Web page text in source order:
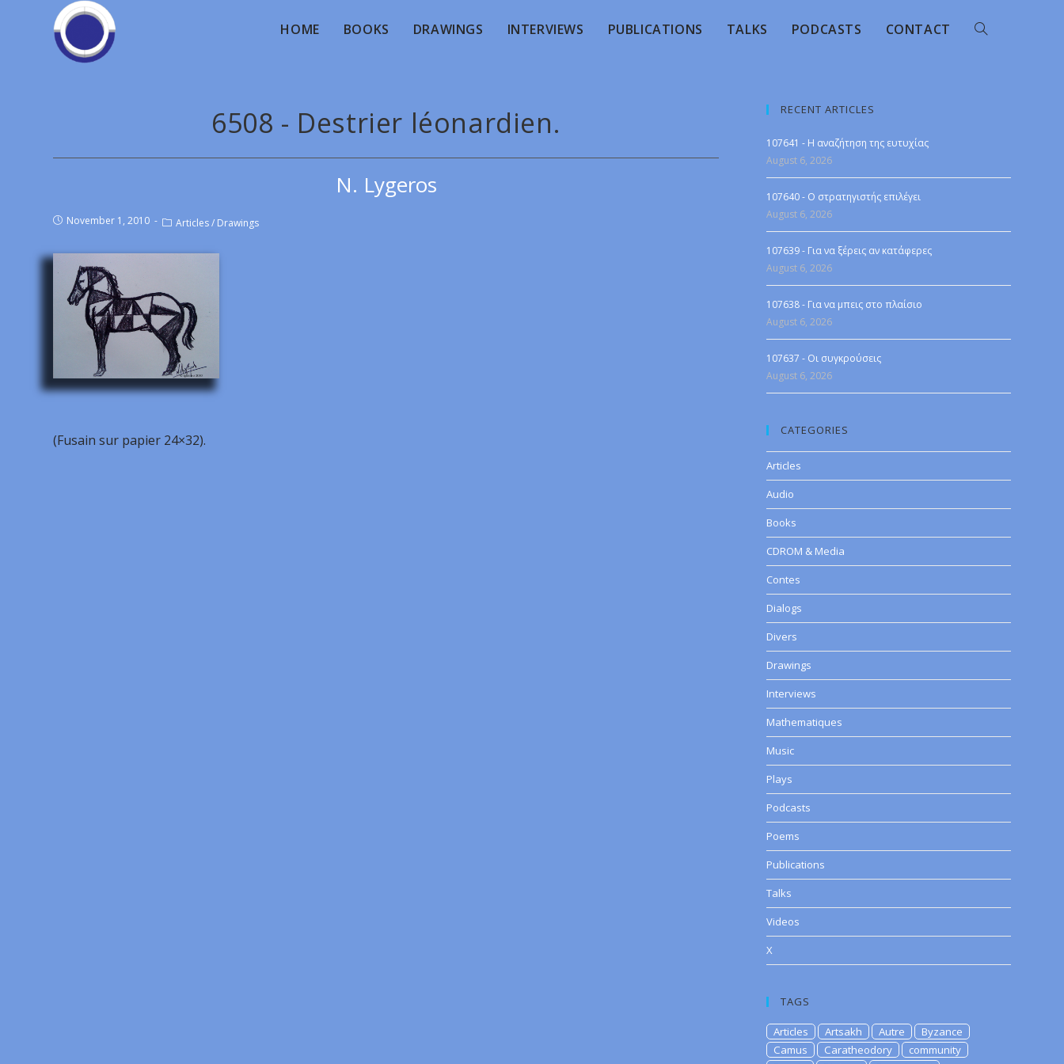
HOME BOOKS DRAWINGS INTERVIEWS PUBLICATIONS TALKS PODCASTS CONTACT
6508 - Destrier léonardien.
N. Lygeros
November 1, 2010 Articles/ Drawings
(Fusain sur papier 24×32).
RECENT ARTICLES
107641 - Η αναζήτηση της ευτυχίας
August 6, 2026
107640 - Ο στρατηγιστής επιλέγει
August 6, 2026
107639 - Για να ξέρεις αν κατάφερες
August 6, 2026
107638 - Για να μπεις στο πλαίσιο
August 6, 2026
107637 - Οι συγκρούσεις
August 6, 2026
CATEGORIES
Articles
Audio
Books
CDROM & Media
Contes
Dialogs
Divers
Drawings
Interviews
Mathematiques
Music
Plays
Podcasts
Poems
Publications
Talks
Videos
X
TAGS
Articles Artsakh Autre
Byzance
Camus
Caratheodory
community